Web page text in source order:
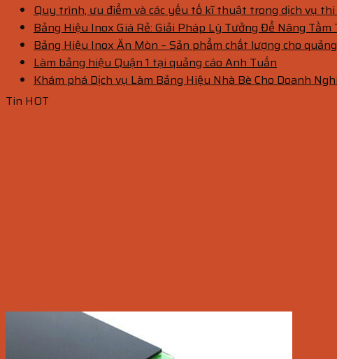
Quy trình, ưu điểm và các yếu tố kĩ thuật trong dịch vụ
Bảng Hiệu Inox Giá Rẻ: Giải Pháp Lý Tưởng Để Nâng Tầm
Bảng Hiệu Inox Ăn Mòn – Sản phẩm chất lượng cho
Làm bảng hiệu Quận 1 tại quảng cáo Anh Tuấn
Khám phá Dịch vụ Làm Bảng Hiệu Nhà Bè Cho Doanh
Tin HOT